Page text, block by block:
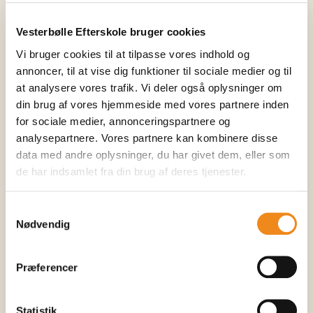
Vesterbølle Efterskole bruger cookies
Vi bruger cookies til at tilpasse vores indhold og
annoncer, til at vise dig funktioner til sociale medier og til
at analysere vores trafik. Vi deler også oplysninger om
din brug af vores hjemmeside med vores partnere inden
for sociale medier, annonceringspartnere og
analysepartnere. Vores partnere kan kombinere disse
data med andre oplysninger, du har givet dem, eller som
de har indsamlet fra din brug af deres tjenester.
Nødvendig
Præferencer
Statistik
Fra simple teknikker til
komplette retter
Undervisningen starter med basisteknikker og simple
retter. Efterhånden som du bliver mere sikker, arbejder vi
med mere komplekse smagskombinationer, bedre
anretning og teknikker, der giver retterne karakter.
Mod slutningen af året vil du opleve, at du kan:
sammensætte en hel menu
improvisere, når råvarerne skifter
startniveau – oplever tydelig udvikling.